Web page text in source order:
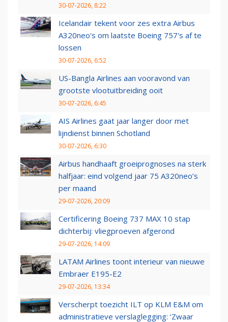
30-07-2026, 8:22
Icelandair tekent voor zes extra Airbus
A320neo's om laatste Boeing 757's af te
lossen
30-07-2026, 6:52
US-Bangla Airlines aan vooravond van
grootste vlootuitbreiding ooit
30-07-2026, 6:45
AIS Airlines gaat jaar langer door met
lijndienst binnen Schotland
30-07-2026, 6:30
Airbus handhaaft groeiprognoses na sterk
halfjaar: eind volgend jaar 75 A320neo’s
per maand
29-07-2026, 20:09
Certificering Boeing 737 MAX 10 stap
dichterbij: vliegproeven afgerond
29-07-2026, 14:09
LATAM Airlines toont interieur van nieuwe
Embraer E195-E2
29-07-2026, 13:34
Verscherpt toezicht ILT op KLM E&M om
administratieve verslaglegging: ‘Zwaar